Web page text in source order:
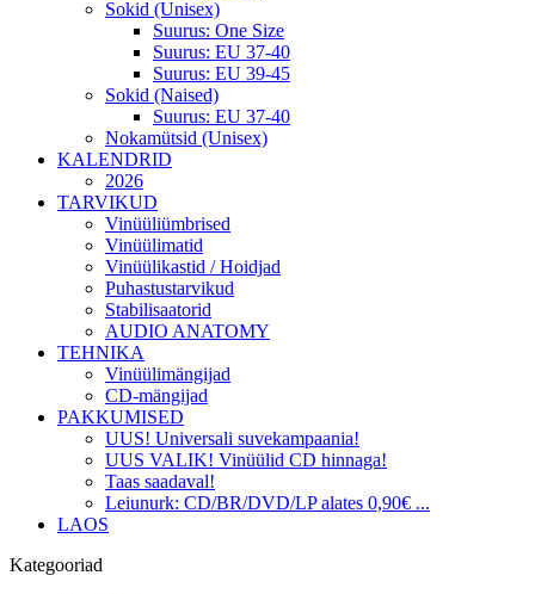
Sokid (Unisex)
Suurus: One Size
Suurus: EU 37-40
Suurus: EU 39-45
Sokid (Naised)
Suurus: EU 37-40
Nokamütsid (Unisex)
KALENDRID
2026
TARVIKUD
Vinüüliümbrised
Vinüülimatid
Vinüülikastid / Hoidjad
Puhastustarvikud
Stabilisaatorid
AUDIO ANATOMY
TEHNIKA
Vinüülimängijad
CD-mängijad
PAKKUMISED
UUS! Universali suvekampaania!
UUS VALIK! Vinüülid CD hinnaga!
Taas saadaval!
Leiunurk: CD/BR/DVD/LP alates 0,90€ ...
LAOS
Kategooriad